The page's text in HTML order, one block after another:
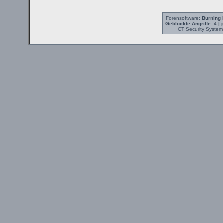
Forensoftware: Burning
Geblockte Angriffe:4 |
CT Security